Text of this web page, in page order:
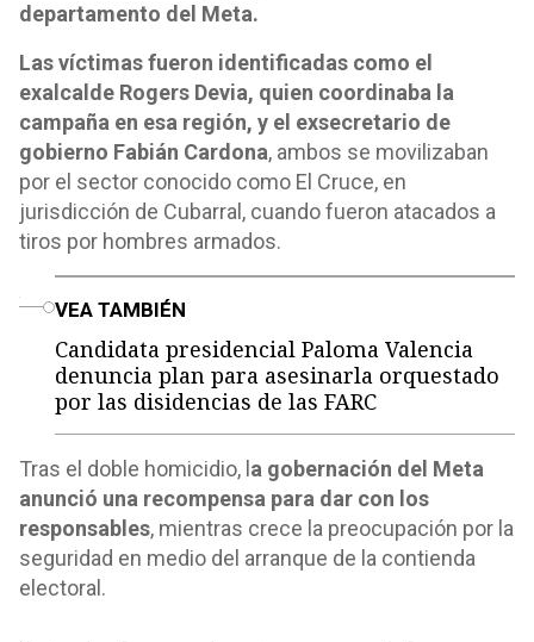
departamento del Meta.
Las víctimas fueron identificadas como el
exalcalde Rogers Devia, quien coordinaba la
campaña en esa región, y el exsecretario de
gobierno Fabián Cardona, ambos se movilizaban
por el sector conocido como El Cruce, en
jurisdicción de Cubarral, cuando fueron atacados a
tiros por hombres armados.
VEA TAMBIÉN
Candidata presidencial Paloma Valencia
denuncia plan para asesinarla orquestado
por las disidencias de las FARC
Tras el doble homicidio, l a gobernación del Meta
anunció una recompensa para dar con los
responsables, mientras crece la preocupación por la
seguridad en medio del arranque de la contienda
electoral.